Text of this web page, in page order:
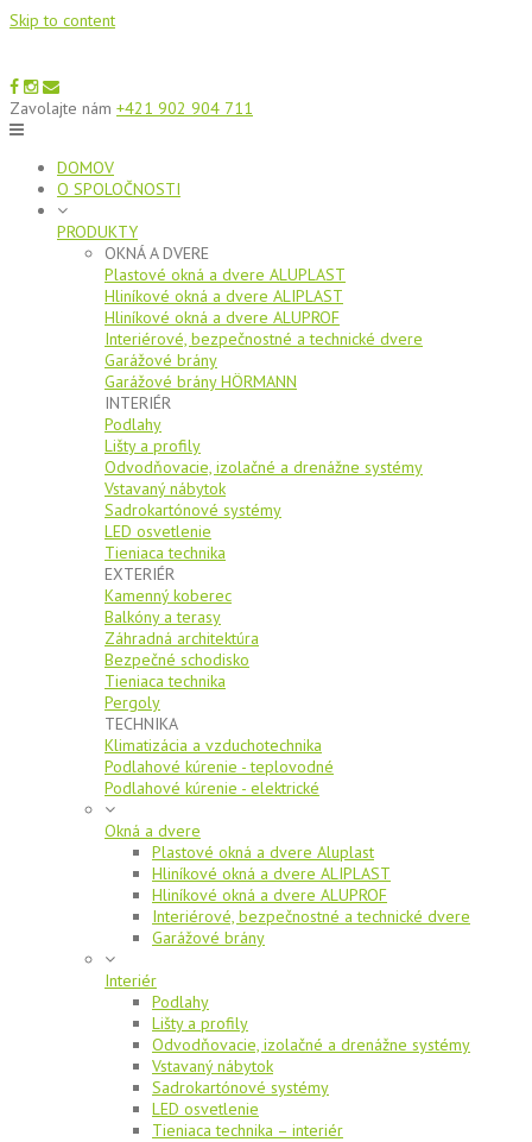
Skip to content
Zavolajte nám +421 902 904 711
DOMOV
O SPOLOČNOSTI
PRODUKTY
OKNÁ A DVERE
Plastové okná a dvere ALUPLAST
Hliníkové okná a dvere ALIPLAST
Hliníkové okná a dvere ALUPROF
Interiérové, bezpečnostné a technické dvere
Garážové brány
Garážové brány HÖRMANN
INTERIÉR
Podlahy
Lišty a profily
Odvodňovacie, izolačné a drenážne systémy
Vstavaný nábytok
Sadrokartónové systémy
LED osvetlenie
Tieniaca technika
EXTERIÉR
Kamenný koberec
Balkóny a terasy
Záhradná architektúra
Bezpečné schodisko
Tieniaca technika
Pergoly
TECHNIKA
Klimatizácia a vzduchotechnika
Podlahové kúrenie - teplovodné
Podlahové kúrenie - elektrické
Okná a dvere
Plastové okná a dvere Aluplast
Hliníkové okná a dvere ALIPLAST
Hliníkové okná a dvere ALUPROF
Interiérové, bezpečnostné a technické dvere
Garážové brány
Interiér
Podlahy
Lišty a profily
Odvodňovacie, izolačné a drenážne systémy
Vstavaný nábytok
Sadrokartónové systémy
LED osvetlenie
Tieniaca technika – interiér